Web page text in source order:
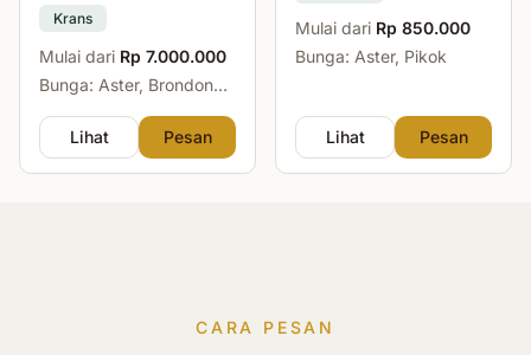
Krans
Mulai dari Rp 7.000.000
Bunga: Aster, Brondong,
Lihat
Pesan
Mulai dari Rp 850.000
Bunga: Aster, Pikok
Lihat Pesan
CARA PESAN